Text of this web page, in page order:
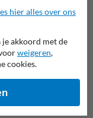
hier alles over ons
akkoord met de
weigeren,
cookies.